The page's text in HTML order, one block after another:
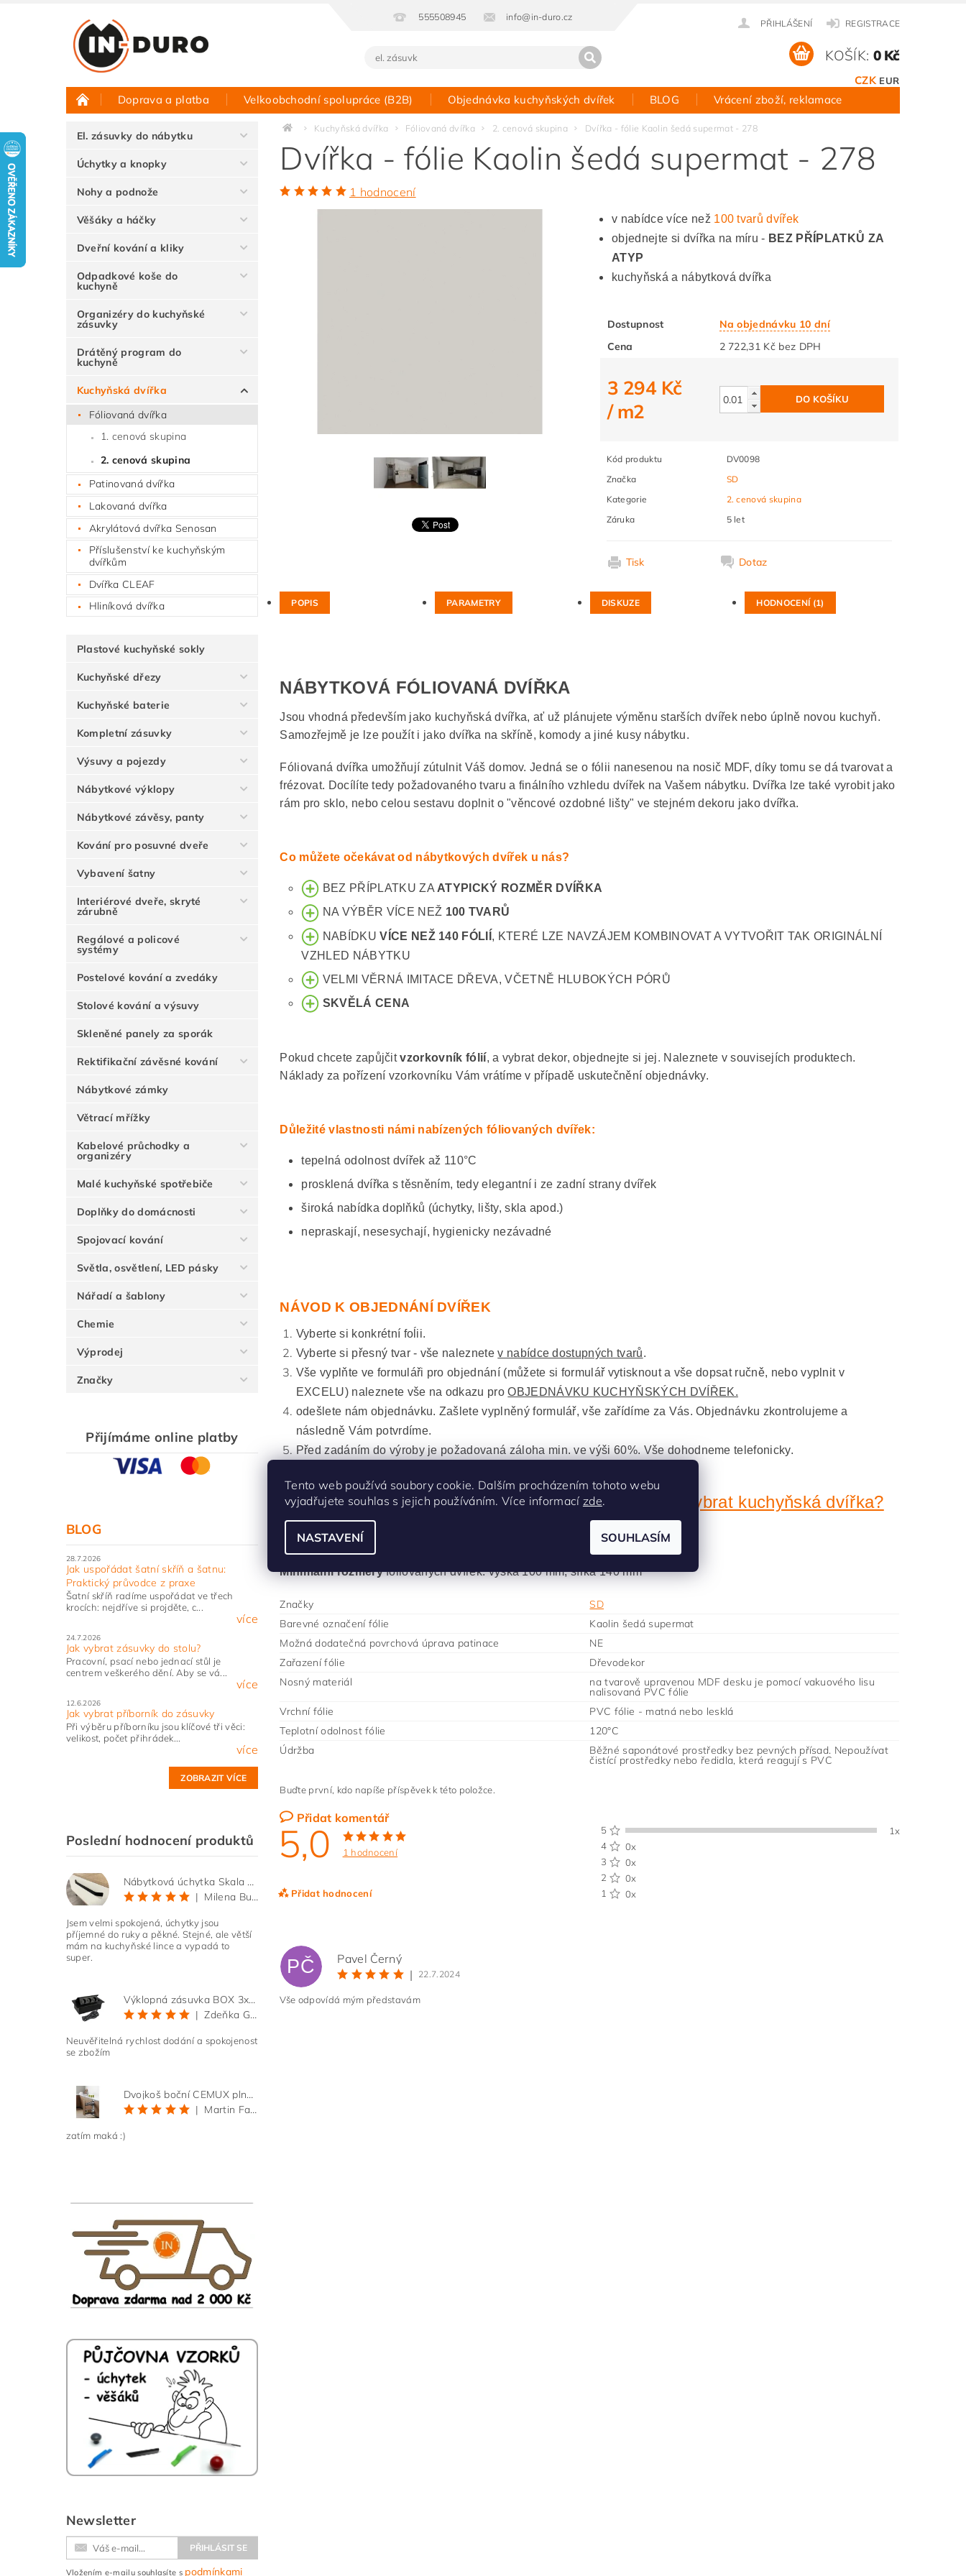
555508945 info@in-duro.cz
PŘIHLÁŠENÍ REGISTRACE
CZK EUR
KOŠÍK: 0 Kč
Doprava a platba Velkoobchodní spolupráce (B2B) Objednávka kuchyňských dvířek BLOG Vrácení zboží, reklamace
Půjčovna vzorků Hodnocení obchodu Kontakt
El. zásuvky do nábytku
Úchytky a knopky
Nohy a podnože
Věšáky a háčky
Dveřní kování a kliky
Odpadkové koše do
kuchyně
Organizéry do kuchyňské
zásuvky
Drátěný program do
kuchyně
Kuchyňská dvířka
Fóliovaná dvířka
1. cenová skupina
2. cenová skupina
Patinovaná dvířka
Lakovaná dvířka
Akrylátová dvířka Senosan
Příslušenství ke kuchyňským
dvířkům
Dvířka CLEAF
Hliníková dvířka
Plastové kuchyňské sokly
Kuchyňské dřezy
Kuchyňské baterie
Kompletní zásuvky
Výsuvy a pojezdy
Nábytkové výklopy
Nábytkové závěsy, panty
Kování pro posuvné dveře
Vybavení šatny
Interiérové dveře, skryté
zárubně
Regálové a policové
systémy
Postelové kování a zvedáky
Stolové kování a výsuvy
Skleněné panely za sporák
Rektifikační závěsné kování
Nábytkové zámky
Větrací mřížky
Kabelové průchodky a
organizéry
Malé kuchyňské spotřebiče
Doplňky do domácnosti
Spojovací kování
Světla, osvětlení, LED pásky
Nářadí a šablony
Chemie
Výprodej
Značky
Přijímáme online platby
BLOG
28.7.2026
Jak uspořádat šatní skříň a šatnu:
Praktický průvodce z praxe
Šatní skříň radíme uspořádat ve třech
krocích: nejdříve si projděte, c...
více
24.7.2026
Jak vybrat zásuvky do stolu?
Pracovní, psací nebo jednací stůl je
centrem veškerého dění. Aby se vá...
více
12.6.2026
Jak vybrat příborník do zásuvky
Při výběru příborníku jsou klíčové tři věci:
velikost, počet přihrádek...
více
ZOBRAZIT VÍCE
Poslední hodnocení produktů
Nábytková úchytka Skala černá matná
|
Milena Bučková
Jsem velmi spokojená, úchytky jsou
příjemné do ruky a pěkné. Stejné, ale větší
mám na kuchyňské lince a vypadá to
super.
Výklopná zásuvka BOX 3x 230V s 3m kabelem - černá
|
Zdeňka Gold
Neuvěřitelná rychlost dodání a spokojenost
se zbožím
Dvojkoš boční CEMUX plné dno 3D, s tlumením antracit 200 mm
|
Martin Faltus
zatím maká :)
Newsletter
Vložením e-mailu souhlasíte s podmínkami
Kuchyňská dvířka Fóliovaná dvířka 2. cenová skupina Dvířka - fólie Kaolin šedá supermat - 278
Dvířka - fólie Kaolin šedá supermat - 278
1 hodnocení
v nabídce více než 100 tvarů dvířek
objednejte si dvířka na míru - BEZ PŘÍPLATKŮ ZA
ATYP
kuchyňská a nábytková dvířka
Dostupnost
Na objednávku 10 dní
Cena
2 722,31 Kč bez DPH
3 294 Kč
/ m2
Kód produktu
DV0098
Značka
SD
Kategorie
2. cenová skupina
Záruka
5 let
Tisk Dotaz
POPIS PARAMETRY DISKUZE HODNOCENÍ (1)
NÁBYTKOVÁ FÓLIOVANÁ DVÍŘKA
Jsou vhodná především jako kuchyňská dvířka, ať už plánujete výměnu starších dvířek nebo úplně novou kuchyň.
Samozřejmě je lze použít i jako dvířka na skříně, komody a jiné kusy nábytku.
Fóliovaná dvířka umožňují zútulnit Váš domov. Jedná se o fólii nanesenou na nosič MDF, díky tomu se dá tvarovat a
frézovat. Docílíte tedy požadovaného tvaru a finálního vzhledu dvířek na Vašem nábytku. Dvířka lze také vyrobit jako
rám pro sklo, nebo celou sestavu doplnit o "věncové ozdobné lišty" ve stejném dekoru jako dvířka.
Co můžete očekávat od nábytkových dvířek u nás?
BEZ PŘÍPLATKU ZA ATYPICKÝ ROZMĚR DVÍŘKA
NA VÝBĚR VÍCE NEŽ 100 TVARŮ
NABÍDKUVÍCE NEŽ 140 FÓLIÍ , KTERÉ LZE NAVZÁJEM KOMBINOVAT A VYTVOŘIT TAK ORIGINÁLNÍ
VZHLED NÁBYTKU
VELMI VĚRNÁ IMITACE DŘEVA, VČETNĚ HLUBOKÝCH PÓRŮ
SKVĚLÁ CENA
Pokud chcete zapůjčitvzorkovník fólií, a vybrat dekor, objednejte si jej. Naleznete v souvisejích produktech.
Náklady za pořízení vzorkovníku Vám vrátíme v případě uskutečnění objednávky.
Důležité vlastnosti námi nabízených fóliovaných dvířek:
tepelná odolnost dvířek až 110°C
prosklená dvířka s těsněním, tedy elegantní i ze zadní strany dvířek
široká nabídka doplňků (úchytky, lišty, skla apod.)
nepraskají, nesesychají, hygienicky nezávadné
NÁVOD K OBJEDNÁNÍ DVÍŘEK
Vyberte si konkrétní foĺii.
Vyberte si přesný tvar - vše naleznetev nabídce dostupných tvarů.
Vše vyplňte ve formuláři pro objednání (můžete si formulář vytisknout a vše dopsat ručně, nebo vyplnit v
EXCELU) naleznete vše na odkazu proOBJEDNÁVKU KUCHYŇSKÝCH DVÍŘEK.
odešlete nám objednávku. Zašlete vyplněný formulář, vše zařídíme za Vás. Objednávku zkontrolujeme a
následně Vám potvrdíme.
Před zadáním do výroby je požadovaná záloha min. ve výši 60%. Vše dohodneme telefonicky.
Proces jsme malinko přiblížily v článkuJak správně vybrat kuchyňská dvířka?
Maximální rozměry fóliovaných dvířek: výška 2400 mm, šířka 1200 mm
Minimální rozměryfóliovaných dvířek: výška 100 mm, šířka 140 mm
Značky
SD
Barevné označení fólie
Kaolin šedá supermat
Možná dodatečná povrchová úprava patinace
NE
Zařazení fólie
Dřevodekor
Nosný materiál
na tvarově upravenou MDF desku je pomocí vakuového lisu
nalisovaná PVC fólie
Vrchní fólie
PVC fólie - matná nebo lesklá
Teplotní odolnost fólie
120°C
Údržba
Běžné saponátové prostředky bez pevných přísad. Nepoužívat
čistící prostředky nebo ředidla, která reagují s PVC
Buďte první, kdo napíše příspěvek k této položce.
Přidat komentář
5,0 1 hodnocení
Přidat hodnocení
5
1x
4
0x
3
0x
2
0x
1
0x
PČ
Pavel Černý
|
22.7.2024
Vše odpovídá mým představám
Tento web používá soubory cookie. Dalším procházením tohoto webu
vyjadřujete souhlas s jejich používáním. Více informací zde.
NASTAVENÍ SOUHLASÍM